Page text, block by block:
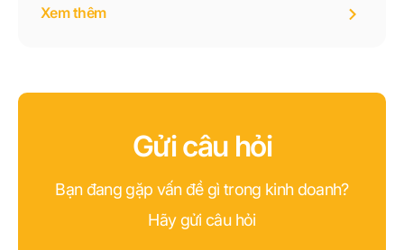
bước như thế nào?
Xem thêm
Gửi câu hỏi
Bạn đang gặp vấn đề gì trong kinh doanh?
Hãy gửi câu hỏi